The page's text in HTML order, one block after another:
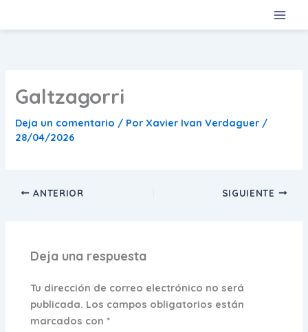
Galtzagorri
Deja un comentario / Por Xavier Ivan Verdaguer /
28/04/2026
ANTERIOR SIGUIENTE
Deja una respuesta
Tu dirección de correo electrónico no será
publicada. Los campos obligatorios están
marcados con*